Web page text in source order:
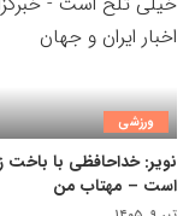
ورزشی
نویر: خداحافظی با باخت
است – مهتاب من